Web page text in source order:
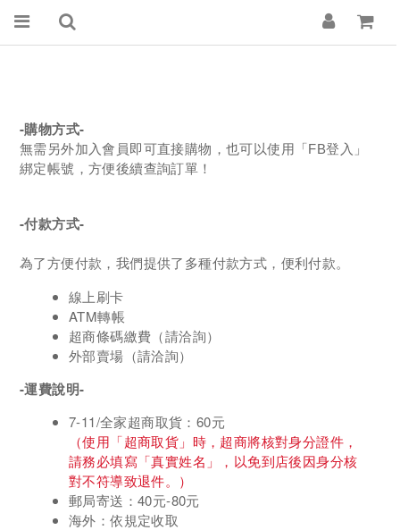
-購物方式-
無需另外加入會員即可直接購物，也可以使用「FB登入」
綁定帳號，方便後續查詢訂單！
-付款方式-
為了方便付款，我們提供了多種付款方式，便利付款。
線上刷卡
ATM轉帳
超商條碼繳費（請洽詢）
外部賣場（請洽詢）
-運費說明-
7-11/全家超商取貨：60元
（使用「超商取貨」時，超商將核對身分證件，
請務必填寫「真實姓名」，以免到店後因身分核
對不符導致退件。）
郵局寄送：40元-80元
海外：依規定收取